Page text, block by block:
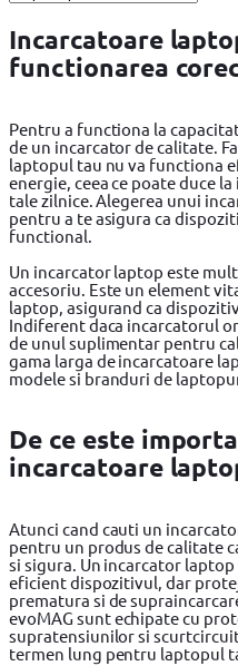
Incarcatoare
functionarea
Pentru a functiona la
de un incarcator de calitate.
laptopul tau nu va functiona
energie, ceea ce poate duce
tale zilnice. Alegerea unui
pentru a te asigura ca
functional.
Un incarcator laptop este
accesoriu. Este un element
laptop, asigurand ca
Indiferent daca incarcatorul
de unul suplimentar pentru
gama larga de incarcatoare
modele si branduri de
De ce este
incarcatoare
Atunci cand cauti un
pentru un produs de calitate
si sigura. Un incarcator
eficient dispozitivul, dar
prematura si de
evoMAG sunt echipate cu
supratensiunilor si
termen lung pentru laptopul